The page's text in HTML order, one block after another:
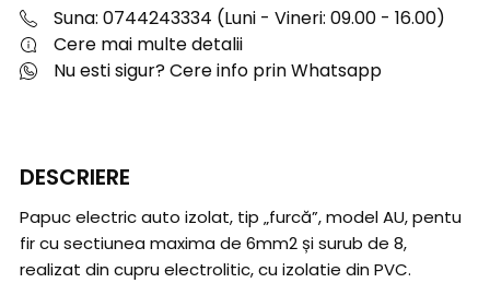
Suna: 0744243334 (Luni - Vineri: 09.00 - 16.00)
Cere mai multe detalii
Nu esti sigur? Cere info prin Whatsapp
DESCRIERE
Papuc electric auto izolat, tip „furcă”, model AU, pentu
fir cu sectiunea maxima de 6mm2 și surub de 8,
realizat din cupru electrolitic, cu izolatie din PVC.